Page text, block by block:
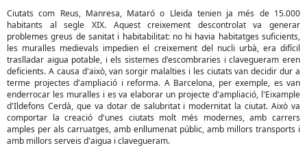
Ciutats com Reus, Manresa, Mataró o Lleida tenien ja més de 15.000
habitants al segle XIX. Aquest creixement descontrolat va generar
problemes greus de sanitat i habitabilitat: no hi havia habitatges suficients,
les muralles medievals impedien el creixement del nucli urbà, era difícil
traslladar aigua potable, i els sistemes d'escombraries i clavegueram eren
deficients. A causa d'això, van sorgir malalties i les ciutats van decidir dur a
terme projectes d'ampliació i reforma. A Barcelona, per exemple, es van
enderrocar les muralles i es va elaborar un projecte d'ampliació, l'Eixample
d'Ildefons Cerdà, que va dotar de salubritat i modernitat la ciutat. Això va
comportar la creació d'unes ciutats molt més modernes, amb carrers
amples per als carruatges, amb enllumenat públic, amb millors transports i
amb millors serveis d'aigua i clavegueram.